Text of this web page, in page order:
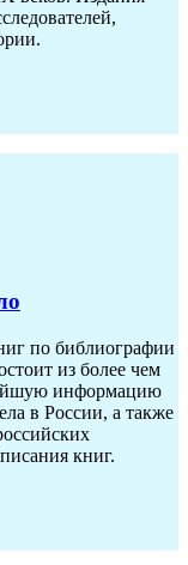
по библиографии
из более чем
информацию
в России, а также
книг.